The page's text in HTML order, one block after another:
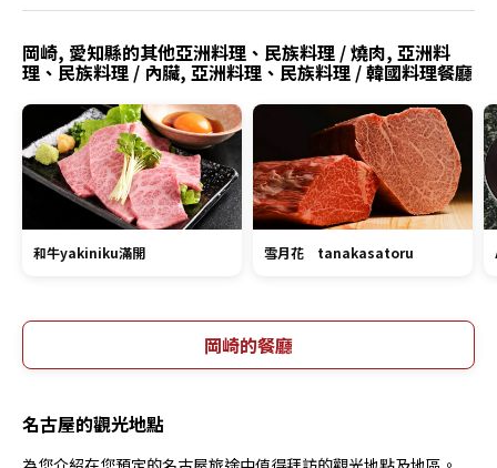
岡崎, 愛知縣的其他亞洲料理、民族料理 / 燒肉, 亞洲料
理、民族料理 / 內臟, 亞洲料理、民族料理 / 韓國料理餐廳
和牛yakiniku滿開 雪月花 tanakasatoru
岡崎的餐廳
名古屋的觀光地點